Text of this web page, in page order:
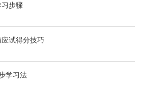
步骤
试得分技巧
学习法